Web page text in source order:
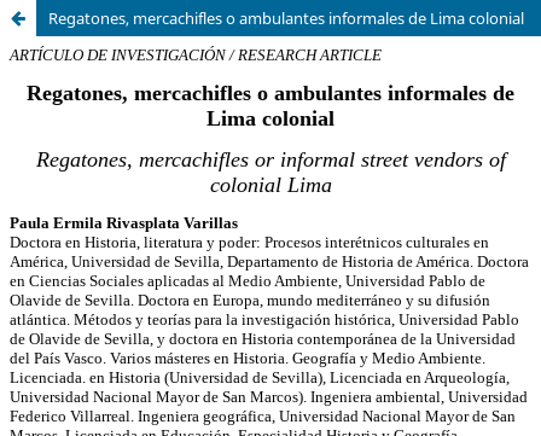
Regatones, mercachifles o ambulantes informales de Lima colonial